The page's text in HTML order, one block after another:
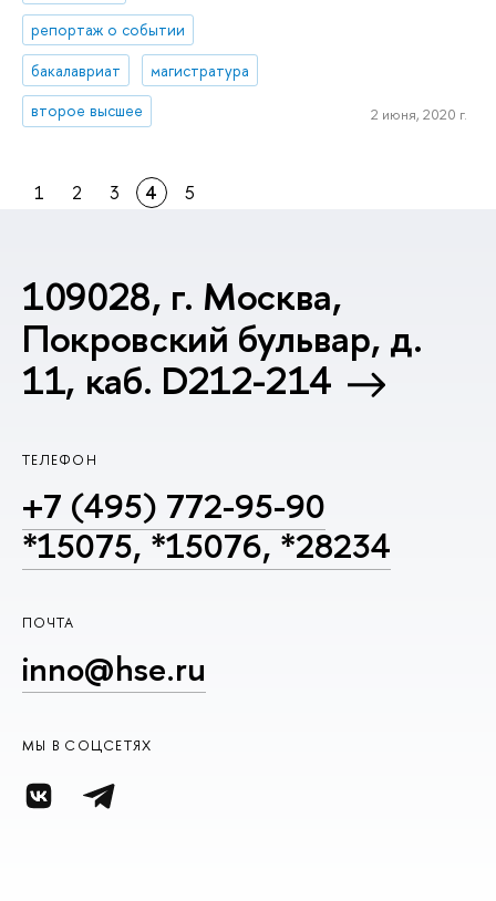
репортаж о событии
бакалавриат
магистратура
второе высшее
2 июня, 2020 г.
1 2 3 4 5
109028, г. Москва,
Покровский бульвар, д.
11, каб. D212-214
ТЕЛЕФОН
+7 (495) 772-95-90
*15075, *15076, *28234
ПОЧТА
inno@hse.ru
МЫ В СОЦСЕТЯХ